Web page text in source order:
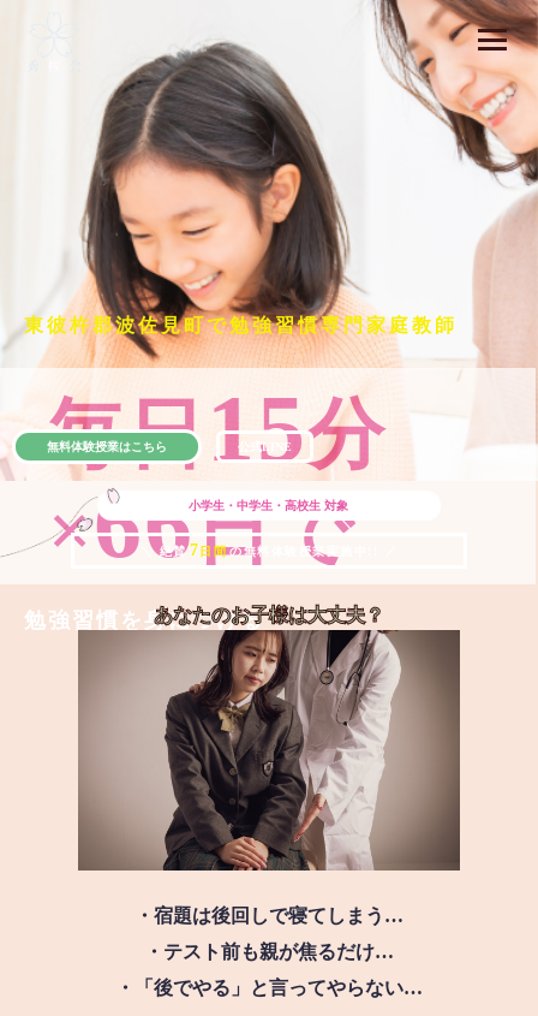
東彼杵郡波佐見町で勉強習慣専門家庭教師
毎日15分
×66日で
勉強習慣を身につける
小学生・中学生・高校生 対象
＼ 絶賛 7 日間の無料体験授業実施中!! ／
無料体験授業はこちら 公式LINE
あなたのお子様は大丈夫？
・宿題は後回しで寝てしまう…
・テスト前も親が焦るだけ…
・「後でやる」と言ってやらない…